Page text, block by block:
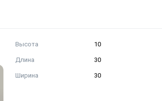
Высота 10
Длина 30
Ширина 30